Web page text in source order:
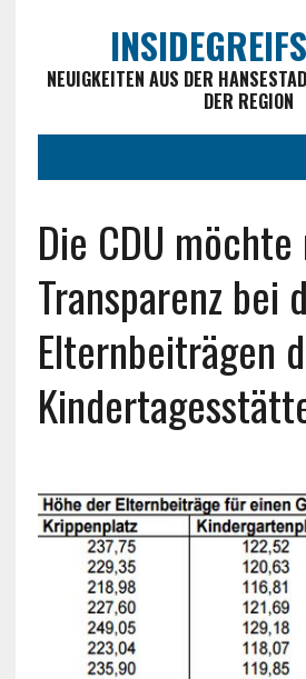
NEUIGKEITEN AUS DER
DER REGION
Die CDU
Transparenz bei
Elternbeiträgen